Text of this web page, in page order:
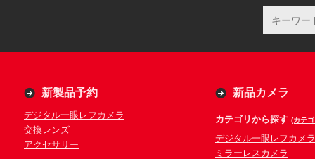
新製品予約
デジタル一眼レフカメラ
交換レンズ
アクセサリー
新品カメラ
カテゴリから探す (カテ
デジタル一眼レフカメラ
ミラーレスカメラ